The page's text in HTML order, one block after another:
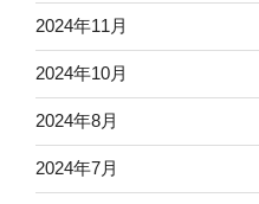
2024年11月
2024年10月
2024年8月
2024年7月